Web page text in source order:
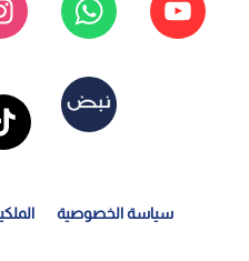
سياسة الخصوصية